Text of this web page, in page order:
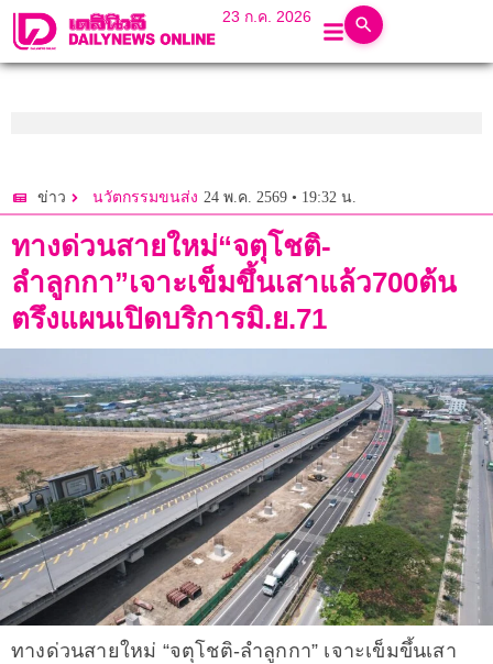
23 ก.ค. 2026
ข่าว นวัตกรรมขนส่ง 24 พ.ค. 2569 • 19:32 น.
ทางด่วนสายใหม่“จตุโชติ-
ลำลูกกา”เจาะเข็มขึ้นเสาแล้ว700ต้น
ตรึงแผนเปิดบริการมิ.ย.71
ทางด่วนสายใหม่ “จตุโชติ-ลำลูกกา” เจาะเข็มขึ้นเสา